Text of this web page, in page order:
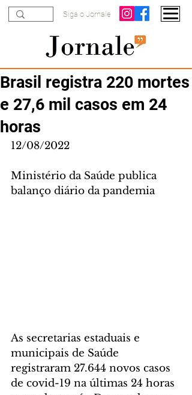
Siga o Jornale
Brasil registra 220 mortes
e 27,6 mil casos em 24
horas
12/08/2022
Ministério da Saúde publica
balanço diário da pandemia
As secretarias estaduais e
municipais de Saúde
registraram 27.644 novos casos
de covid-19 na últimas 24 horas